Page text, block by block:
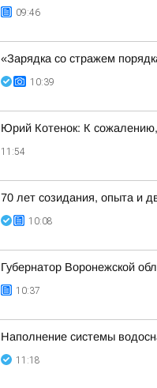
09:46
«Зарядка со стражем
10:39
Юрий Котенок: К
11:54
70 лет созидания, опыта и
10:08
Губернатор Воронежской
10:37
Наполнение системы
11:18